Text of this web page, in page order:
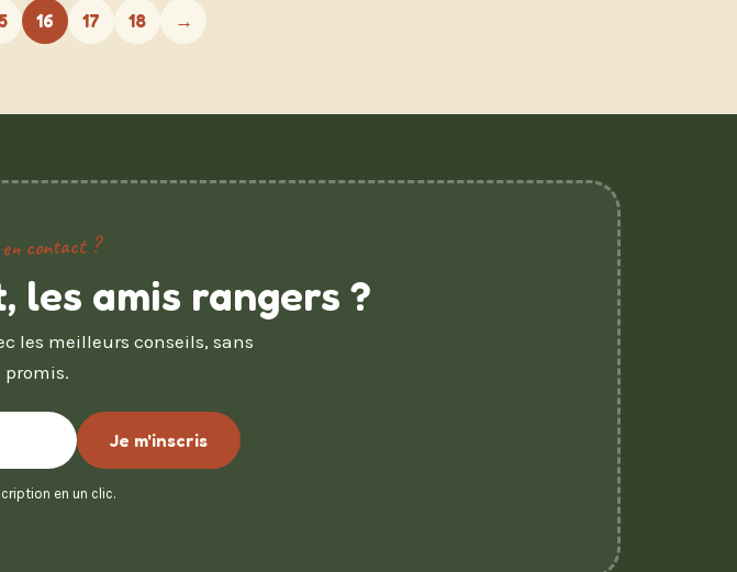
16 17 18 →
contact ?
les amis rangers ?
les meilleurs conseils, sans
Je m'inscris
en un clic.